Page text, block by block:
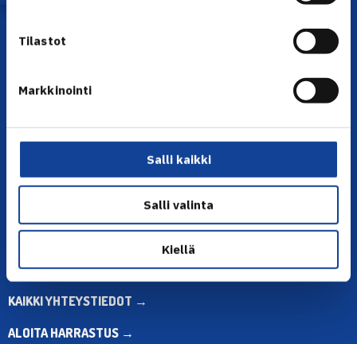
Tilastot
Markkinointi
Salli kaikki
Salli valinta
Kiellä
YHTEYSTIEDOT
Olympiastadion, Paavo Nurmen tie 1, 00250 Helsinki
Puh. 010 574 3959
ma-pe klo 10.00-12.00
Muina aikoina olkaa yhteydessä
sähköpostitse: toimisto@tennis.fi
KAIKKI YHTEYSTIEDOT →
ALOITA HARRASTUS →